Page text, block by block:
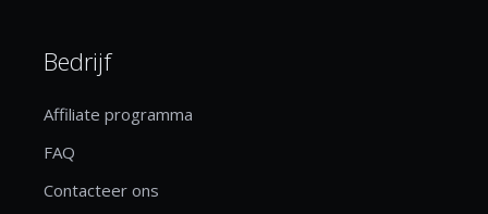
Bedrijf
Affiliate programma
FAQ
Contacteer ons